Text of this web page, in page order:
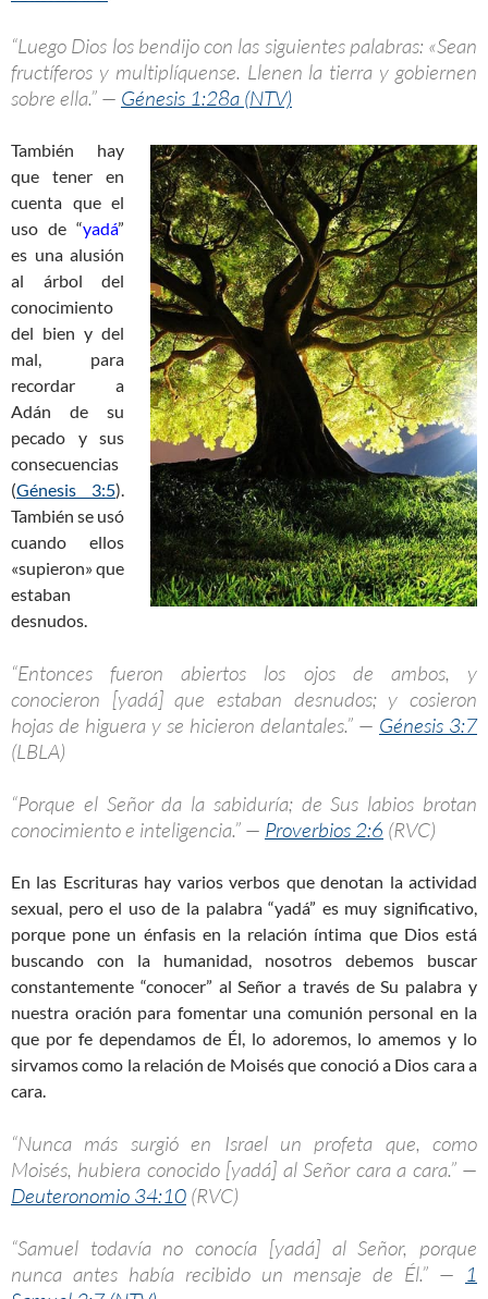
“Luego Dios los bendijo con las siguientes palabras: «Sean
fructíferos y multiplíquense. Llenen la tierra y gobiernen
sobre ella.” — Génesis 1:28a (NTV)
También hay
que tener en
cuenta que el
uso de “yadá”
es una alusión
al árbol del
conocimiento
del bien y del
mal, para
recordar a
Adán de su
pecado y sus
consecuencias
(Génesis 3:5).
También se usó
cuando ellos
«supieron» que
estaban
desnudos.
“Entonces fueron abiertos los ojos de ambos, y
conocieron [yadá] que estaban desnudos; y cosieron
hojas de higuera y se hicieron delantales.” — Génesis 3:7
(LBLA)
“Porque el Señor da la sabiduría; de Sus labios brotan
conocimiento e inteligencia.” — Proverbios 2:6 (RVC)
En las Escrituras hay varios verbos que denotan la actividad
sexual, pero el uso de la palabra “yadá” es muy significativo,
porque pone un énfasis en la relación íntima que Dios está
buscando con la humanidad, nosotros debemos buscar
constantemente “conocer” al Señor a través de Su palabra y
nuestra oración para fomentar una comunión personal en la
que por fe dependamos de Él, lo adoremos, lo amemos y lo
sirvamos como la relación de Moisés que conoció a Dios cara a
cara.
“Nunca más surgió en Israel un profeta que, como
Moisés, hubiera conocido [yadá] al Señor cara a cara.” —
Deuteronomio 34:10 (RVC)
“Samuel todavía no conocía [yadá] al Señor, porque
nunca antes había recibido un mensaje de Él.” — 1